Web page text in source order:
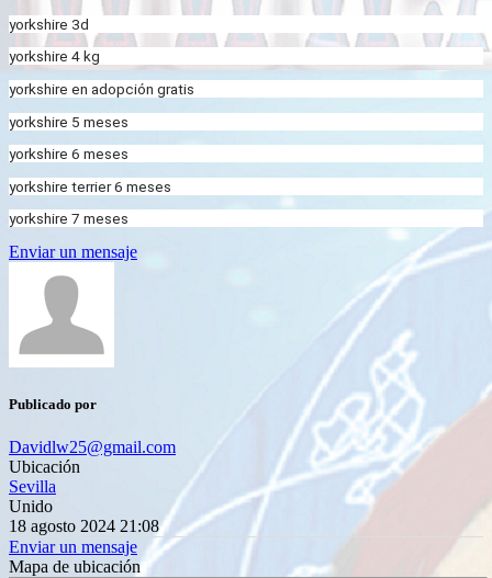
yorkshire 3d
yorkshire 4 kg
yorkshire en adopción gratis
yorkshire 5 meses
yorkshire 6 meses
yorkshire terrier 6 meses
yorkshire 7 meses
Enviar un mensaje
Publicado por
Davidlw25@gmail.com
Ubicación
Sevilla
Unido
18 agosto 2024 21:08
Enviar un mensaje
Mapa de ubicación